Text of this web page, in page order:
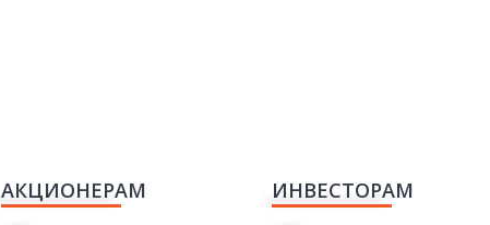
АКЦИОНЕРАМ ИНВЕСТОРАМ